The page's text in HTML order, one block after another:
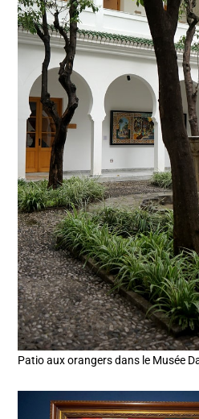
Patio aux orangers dans le Musée